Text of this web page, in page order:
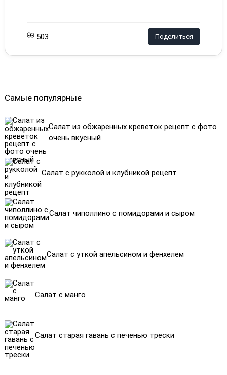
Самые популярные
Салат из обжаренных креветок рецепт с фото
очень вкусный
Салат с рукколой и клубникой рецепт
Салат чиполлино с помидорами и сыром
Салат с уткой апельсином и фенхелем
Салат с манго
Салат старая гавань с печенью трески
503 Поделиться